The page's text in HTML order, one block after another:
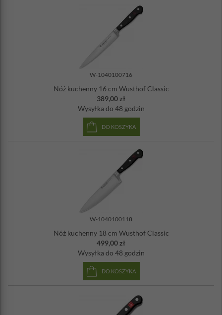
W-1040100716
Nóż kuchenny 16 cm Wusthof Classic
389,00 zł
Wysyłka do 48 godzin
DO KOSZYKA
W-1040100118
Nóż kuchenny 18 cm Wusthof Classic
499,00 zł
Wysyłka do 48 godzin
DO KOSZYKA